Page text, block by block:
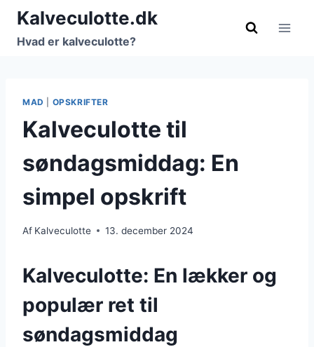
Fortsæt
indhold
Kalveculotte.dk
Hvad er kalveculotte?
MAD OPSKRIFTER
Kalveculotte til
søndagsmiddag: En
simpel opskrift
Af Kalveculotte 13. december 2024
Kalveculotte: En lækker og
populær ret til
søndagsmiddag